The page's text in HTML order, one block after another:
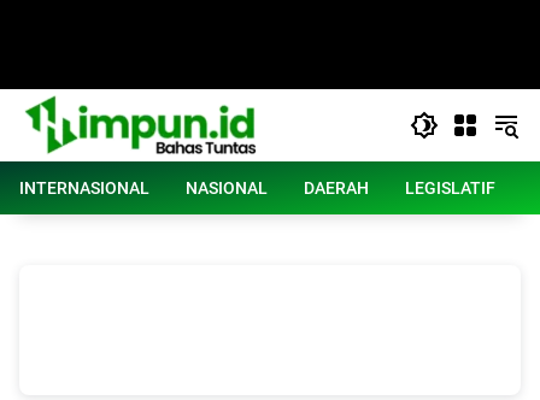
INTERNASIONAL NASIONAL DAERAH LEGISLATIF